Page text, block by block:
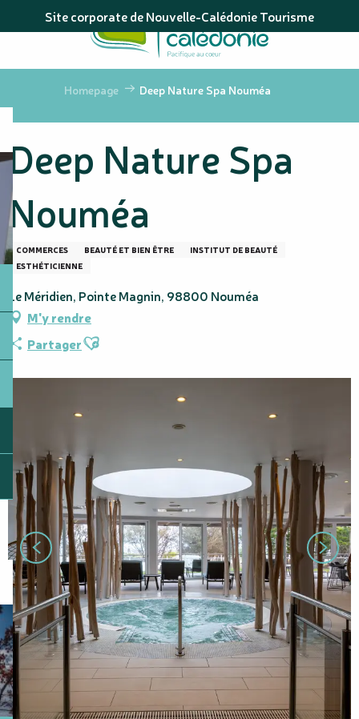
au
principal
Site corporate de Nouvelle-Calédonie Tourisme
Homepage Deep Nature Spa Nouméa
Deep Nature Spa
Nouméa
COMMERCES BEAUTÉ ET BIEN ÊTRE
INSTITUT DE BEAUTÉ
ESTHÉTICIENNE
Le Méridien, Pointe Magnin, 98800 Nouméa
M'y rendre
PartagerAjouter aux favoris